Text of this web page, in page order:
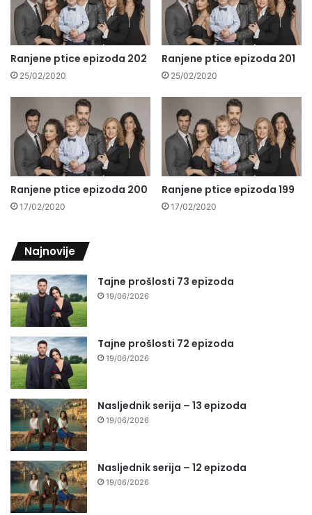
Ranjene ptice epizoda 202
25/02/2020
Ranjene ptice epizoda 201
25/02/2020
Ranjene ptice epizoda 200
17/02/2020
Ranjene ptice epizoda 199
17/02/2020
Najnovije
Tajne prošlosti 73 epizoda
19/06/2026
Tajne prošlosti 72 epizoda
19/06/2026
Nasljednik serija – 13 epizoda
19/06/2026
Nasljednik serija – 12 epizoda
19/06/2026